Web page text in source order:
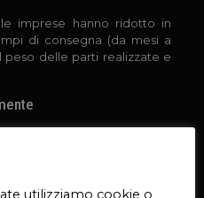
imprese hanno ridotto in
di consegna (da mesi a
delle parti realizzate e
utilizziamo cookie o